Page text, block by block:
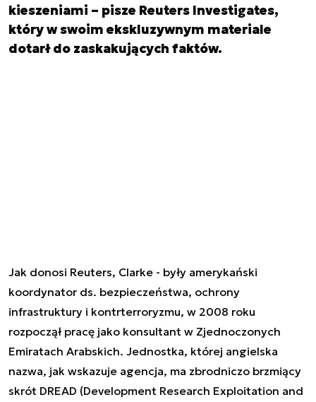
kieszeniami – pisze Reuters Investigates,
który w swoim ekskluzywnym materiale
dotarł do zaskakujących faktów.
Jak donosi Reuters, Clarke - były amerykański
koordynator ds. bezpieczeństwa, ochrony
infrastruktury i kontrterroryzmu, w 2008 roku
rozpoczął pracę jako konsultant w Zjednoczonych
Emiratach Arabskich. Jednostka, której angielska
nazwa, jak wskazuje agencja, ma zbrodniczo brzmiący
skrót DREAD (Development Research Exploitation and